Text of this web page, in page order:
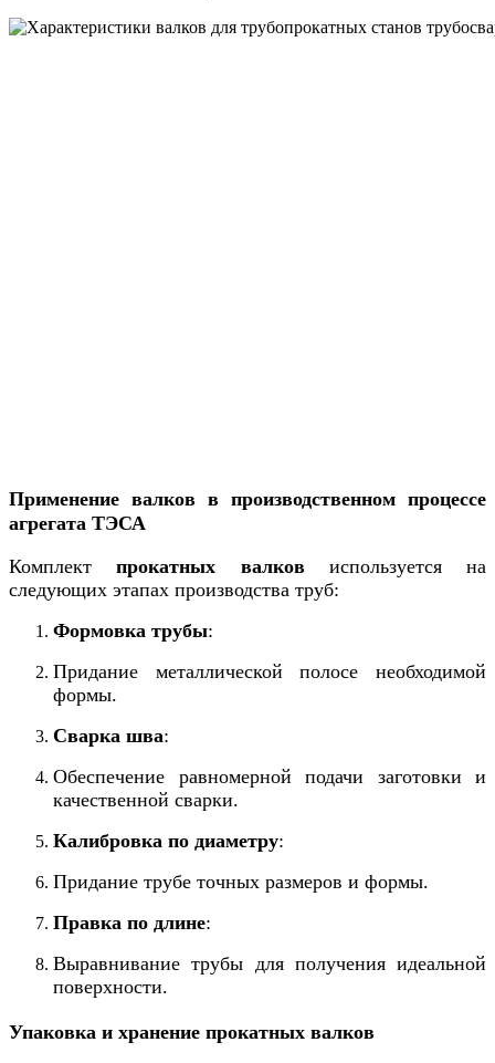
Применение валков в производственном процессе
агрегата ТЭСА
Комплектпрокатных валковиспользуется на
следующих этапах производства труб:
Формовка трубы:
Придание металлической полосе необходимой
формы.
Сварка шва:
Обеспечение равномерной подачи заготовки и
качественной сварки.
Калибровка по диаметру:
Придание трубе точных размеров и формы.
Правка по длине:
Выравнивание трубы для получения идеальной
поверхности.
Упаковка и хранение прокатных валков